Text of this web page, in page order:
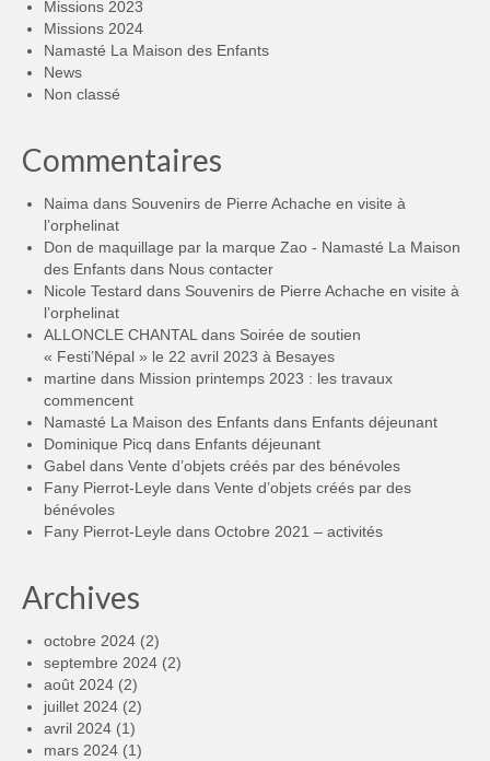
Missions 2023
Missions 2024
Namasté La Maison des Enfants
News
Non classé
Commentaires
Naima dans Souvenirs de Pierre Achache en visite à
l’orphelinat
Don de maquillage par la marque Zao - Namasté La Maison
des Enfants dans Nous contacter
Nicole Testard dans Souvenirs de Pierre Achache en visite à
l’orphelinat
ALLONCLE CHANTAL dans Soirée de soutien
« Festi’Népal » le 22 avril 2023 à Besayes
martine dans Mission printemps 2023 : les travaux
commencent
Namasté La Maison des Enfants dans Enfants déjeunant
Dominique Picq dans Enfants déjeunant
Gabel dans Vente d’objets créés par des bénévoles
Fany Pierrot-Leyle dans Vente d’objets créés par des
bénévoles
Fany Pierrot-Leyle dans Octobre 2021 – activités
Archives
octobre 2024 (2)
septembre 2024 (2)
août 2024 (2)
juillet 2024 (2)
avril 2024 (1)
mars 2024 (1)